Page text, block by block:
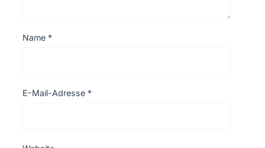
Name *
E-Mail-Adresse *